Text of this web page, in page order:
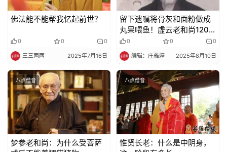
佛法能不能帮我忆起前世？
0 0 0
三三两两 2025年7月16日
留下遗嘱将骨灰和面粉做成
丸果喂鱼！虚云老和尚120岁
圆寂，长寿和惜福有关系
吗？
0 0 0
编辑：庄雅婷 2025年8月10日
八点僧音
梦参老和尚：为什么受菩萨
八点僧音
惟贤长老：什么是中阴身，